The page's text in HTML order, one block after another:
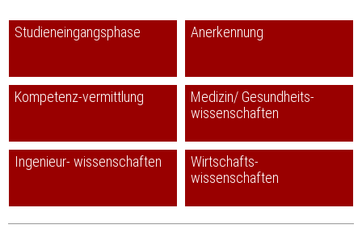
Studieneingangsphase Anerkennung
Kompetenz-vermittlung
Medizin/ Gesundheits-
wissenschaften
Ingenieur- wissenschaften
Wirtschafts-
wissenschaften